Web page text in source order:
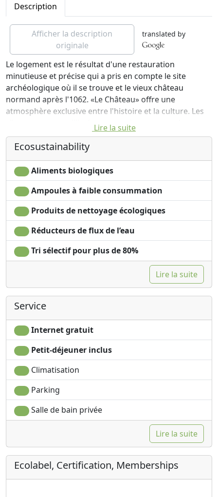
Description
Afficher la description
originale
translated by
Le logement est le résultat d'une restauration
minutieuse et précise qui a pris en compte le site
archéologique où il se trouve et le vieux château
normand après l'1062. «Le Château» offre une
atmosphère exclusive entre l'histoire et la culture. Les
clients sont accueillis dans un environnement de
l'élégance, de courtoisie et de l'hospitalité. Confort et
bon goût sont les 9 chambres dont 3 suites avec
cheminée et terrasse panoramique. Les chambres sont
équipées de toutes les commodités nécessaires, y
compris la télévision par satellite, d'une connexion Wi-
Fi, salle de bain privée et air conditionné. Dans le même
temps de maintenir l'ancienne loi rustique localement.
Dans le buffet du petit déjeuner, vous pouvez profiter
les saveurs d'un temps avec gâteaux, confitures et
biscuits préparés par le propriétaire. Détendu,
passionnant et savoureux sera votre séjour dans notre
hôtel de campagne ...
Lire la suite
Ecosustainability
Aliments biologiques
Ampoules à faible consummation
Produits de nettoyage écologiques
Réducteurs de flux de l’eau
Tri sélectif pour plus de 80%
Lire la suite
Service
Internet gratuit
Petit-déjeuner inclus
Climatisation
Parking
Salle de bain privée
Lire la suite
Ecolabel, Certification, Memberships